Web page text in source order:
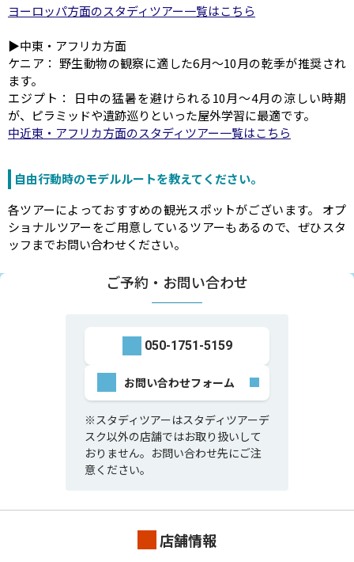
ヨーロッパ方面のスタディツアー一覧はこちら
▶中東・アフリカ方面
ケニア： 野生動物の観察に適した6月～10月の乾季が推奨され
ます。
エジプト： 日中の猛暑を避けられる10月～4月の涼しい時期
が、ピラミッドや遺跡巡りといった屋外学習に最適です。
中近東・アフリカ方面のスタディツアー一覧はこちら
自由行動時のモデルルートを教えてください。
各ツアーによっておすすめの観光スポットがございます。 オプ
ショナルツアーをご用意しているツアーもあるので、ぜひスタ
ッフまでお問い合わせください。
ご予約・お問い合わせ
050-1751-5159
お問い合わせフォーム
※スタディツアーはスタディツアーデ
スク以外の店舗ではお取り扱いして
おりません。お問い合わせ先にご注
意ください。
店舗情報